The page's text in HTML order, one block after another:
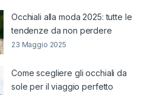
Occhiali alla moda 2025: tutte le
tendenze da non perdere
23 Maggio 2025
Come scegliere gli occhiali da
sole per il viaggio perfetto